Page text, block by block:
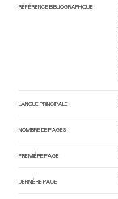
RÉFÉRENCE BIBLIOGRAPHIQUE
LANGUE PRINCIPALE
NOMBRE DE PAGES
PREMIÈRE PAGE
DERNIÈRE PAGE